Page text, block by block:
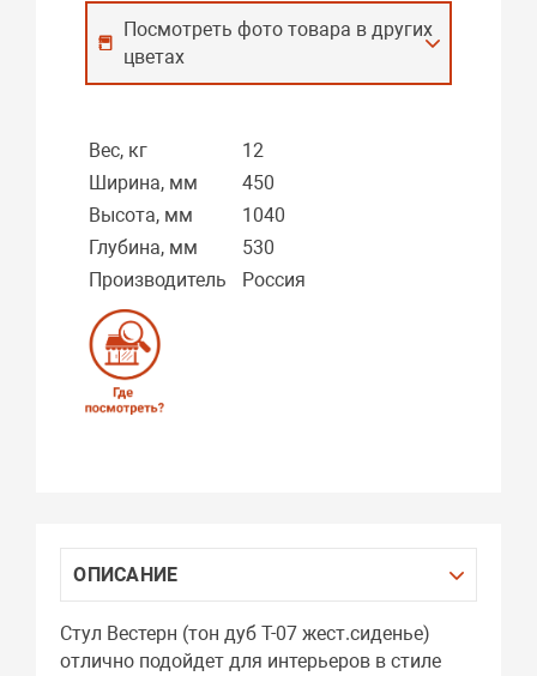
Посмотреть фото товара в других
цветах
Вес, кг
12
Ширина, мм
450
Высота, мм
1040
Глубина, мм
530
Производитель
Россия
ОПИСАНИЕ
Стул Вестерн (тон дуб Т-07 жест.сиденье)
отлично подойдет для интерьеров в стиле